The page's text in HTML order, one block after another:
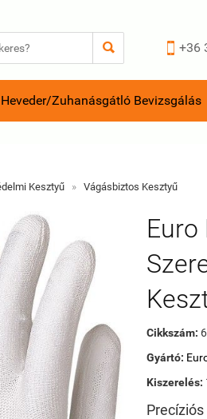
  +36
Heveder/Zuhanásgátló Bevizsgálás
Kesztyű » Vágásbiztos Kesztyű
Cikkszám:
Gyártó:
Kiszerelés: